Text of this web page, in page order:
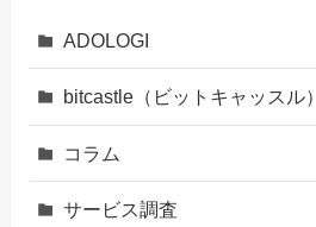
ADOLOGI
bitcastle（ビットキャッスル）
コラム
サービス調査